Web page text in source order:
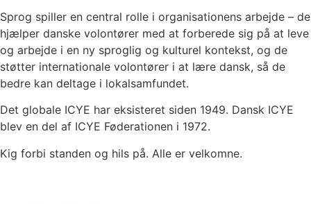
Sprog spiller en central rolle i organisationens arbejde – de
hjælper danske volontører med at forberede sig på at leve
og arbejde i en ny sproglig og kulturel kontekst, og de
støtter internationale volontører i at lære dansk, så de
bedre kan deltage i lokalsamfundet.
Det globale ICYE har eksisteret siden 1949. Dansk ICYE
blev en del af ICYE Føderationen i 1972.
Kig forbi standen og hils på. Alle er velkomne.